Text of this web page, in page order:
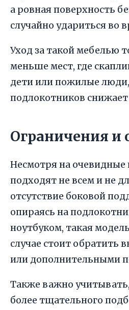
а ровная поверхность
случайно удариться во
Уход за такой мебелью
меньше мест, где
дети или пожилые
подлокотников
Ограничения и
Несмотря на
подходят не всем и не
отсутствие боковой
опираясь на
ноутбуком, такая
случае стоит обратить
или дополнительными
Также важно
более тщательного